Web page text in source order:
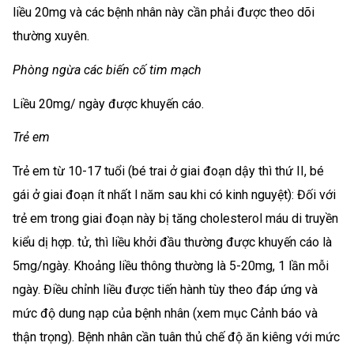
liều 20mg và các bệnh nhân này cần phải được theo dõi
thường xuyên.
Phòng ngừa các biến cố tim mạch
Liều 20mg/ ngày được khuyến cáo.
Trẻ em
Trẻ em từ 10-17 tuổi (bé trai ở giai đoạn dậy thì thứ II, bé
gái ở giai đoạn ít nhất l năm sau khi có kinh nguyệt): Đối với
trẻ em trong giai đoạn này bị tăng cholesterol máu di truyền
kiểu dị hợp. tử, thì liều khởi đầu thường được khuyến cáo là
5mg/ngày. Khoảng liều thông thường là 5-20mg, 1 lần mỗi
ngày. Điều chỉnh liều được tiến hành tùy theo đáp ứng và
mức độ dung nạp của bệnh nhân (xem mục Cảnh báo và
thận trọng). Bệnh nhân cần tuân thủ chế độ ăn kiêng với mức